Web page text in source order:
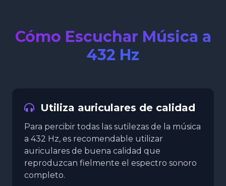
Cómo Escuchar Música a
432 Hz
Utiliza auriculares de calidad
Para percibir todas las sutilezas de la música
a 432 Hz, es recomendable utilizar
auriculares de buena calidad que
reproduzcan fielmente el espectro sonoro
completo.